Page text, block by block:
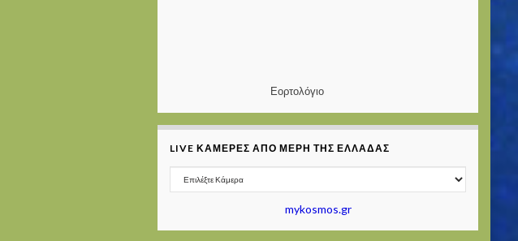
Εορτολόγιο
LIVE ΚΆΜΕΡΕΣ ΑΠΌ ΜΈΡΗ ΤΗΣ ΕΛΛΆΔΑΣ
mykosmos.gr